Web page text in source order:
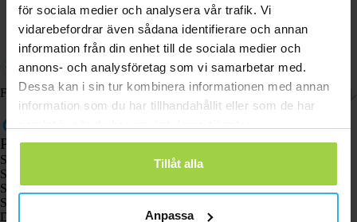
för sociala medier och analysera vår trafik. Vi
vidarebefordrar även sådana identifierare och annan
information från din enhet till de sociala medier och
annons- och analysföretag som vi samarbetar med.
Dessa kan i sin tur kombinera informationen med annan
information som du har tillhandahållit eller som de har
Tillåt alla
Anpassa
I lager
Skydda skärmen på Spotter GPS Watch Explorer med detta
Frakt och returer
Produkter
Spotter GPS-spårare X10
Spotter Senior GPS-klocka
Spotter GPS-klocka Explorer
Spotter GPS-klocka för barn
Djurspottare